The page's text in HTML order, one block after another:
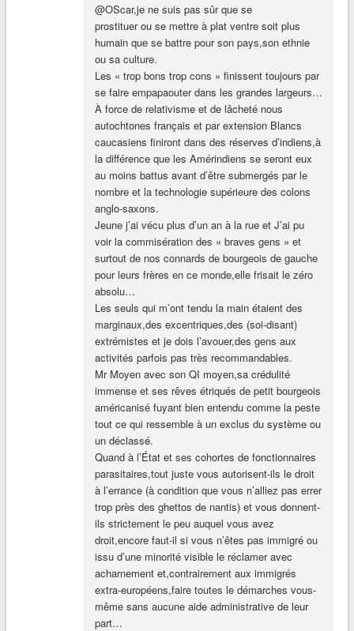
@OScar,je ne suis pas sûr que se
prostituer ou se mettre à plat ventre soit plus
humain que se battre pour son pays,son ethnie
ou sa culture.
Les « trop bons trop cons » finissent toujours par
se faire empapaouter dans les grandes largeurs…
À force de relativisme et de lâcheté nous
autochtones français et par extension Blancs
caucasiens finiront dans des réserves d’indiens,à
la différence que les Amérindiens se seront eux
au moins battus avant d’être submergés par le
nombre et la technologie supérieure des colons
anglo-saxons.
Jeune j’ai vécu plus d’un an à la rue et J’ai pu
voir la commisération des « braves gens » et
surtout de nos connards de bourgeois de gauche
pour leurs frères en ce monde,elle frisait le zéro
absolu…
Les seuls qui m’ont tendu la main étaient des
marginaux,des excentriques,des (soi-disant)
extrémistes et je dois l’avouer,des gens aux
activités parfois pas très recommandables.
Mr Moyen avec son QI moyen,sa crédulité
immense et ses rêves étriqués de petit bourgeois
américanisé fuyant bien entendu comme la peste
tout ce qui ressemble à un exclus du système ou
un déclassé.
Quand à l’État et ses cohortes de fonctionnaires
parasitaires,tout juste vous autorisent-ils le droit
à l’errance (à condition que vous n’alliez pas errer
trop près des ghettos de nantis) et vous donnent-
ils strictement le peu auquel vous avez
droit,encore faut-il si vous n’êtes pas immigré ou
issu d’une minorité visible le réclamer avec
acharnement et,contrairement aux immigrés
extra-européens,faire toutes le démarches vous-
même sans aucune aide administrative de leur
part…